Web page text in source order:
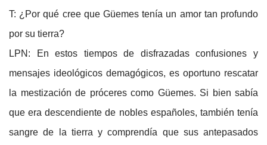
T: ¿Por qué cree que Güemes tenía un amor tan profundo
por su tierra?
LPN: En estos tiempos de disfrazadas confusiones y
mensajes ideológicos demagógicos, es oportuno rescatar
la mestización de próceres como Güemes. Si bien sabía
que era descendiente de nobles españoles, también tenía
sangre de la tierra y comprendía que sus antepasados